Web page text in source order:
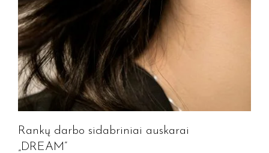
Rankų darbo sidabriniai auskarai
„DREAM”